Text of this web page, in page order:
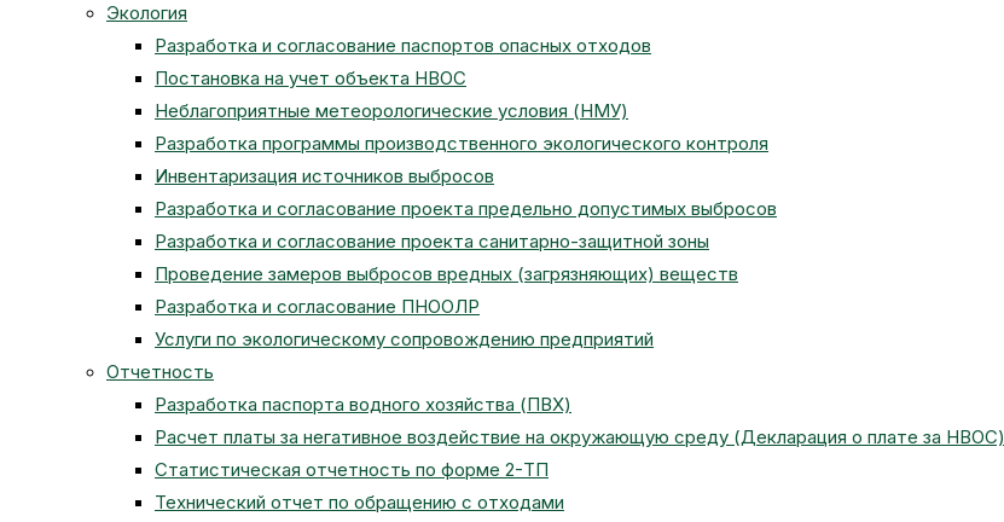
Экология
Разработка и согласование паспортов опасных отходов
Постановка на учет объекта НВОС
Неблагоприятные метеорологические условия (НМУ)
Разработка программы производственного экологического контроля
Инвентаризация источников выбросов
Разработка и согласование проекта предельно допустимых выбросов
Разработка и согласование проекта санитарно-защитной зоны
Проведение замеров выбросов вредных (загрязняющих) веществ
Разработка и согласование ПНООЛР
Услуги по экологическому сопровождению предприятий
Отчетность
Разработка паспорта водного хозяйства (ПВХ)
Расчет платы за негативное воздействие на окружающую среду (Декларация о плате за НВОС)
Статистическая отчетность по форме 2-ТП
Технический отчет по обращению с отходами